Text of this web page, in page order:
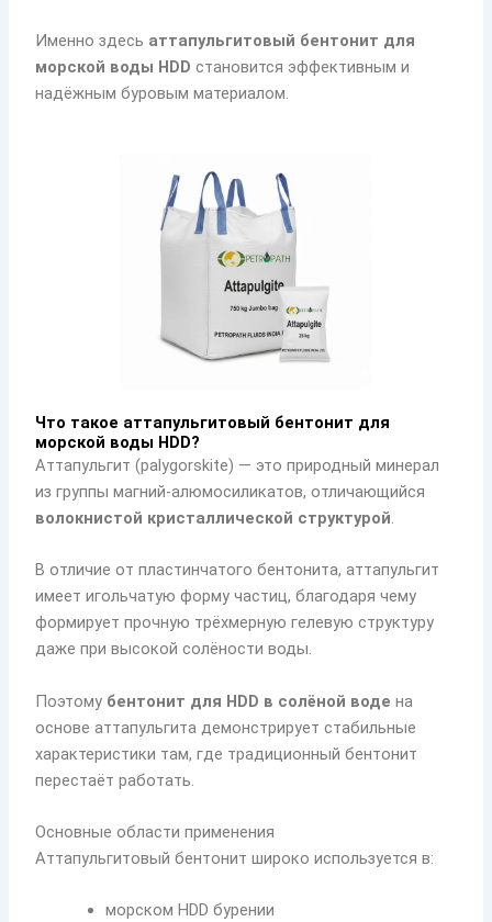
Именно здесь аттапульгитовый бентонит для
морской воды HDD становится эффективным и
надёжным буровым материалом.
Что такое аттапульгитовый бентонит для
морской воды HDD?
Аттапульгит (palygorskite) — это природный минерал
из группы магний-алюмосиликатов, отличающийся
волокнистой кристаллической структурой.
В отличие от пластинчатого бентонита, аттапульгит
имеет игольчатую форму частиц, благодаря чему
формирует прочную трёхмерную гелевую структуру
даже при высокой солёности воды.
Поэтому бентонит для HDD в солёной воде на
основе аттапульгита демонстрирует стабильные
характеристики там, где традиционный бентонит
перестаёт работать.
Основные области применения
Аттапульгитовый бентонит широко используется в:
морском HDD бурении